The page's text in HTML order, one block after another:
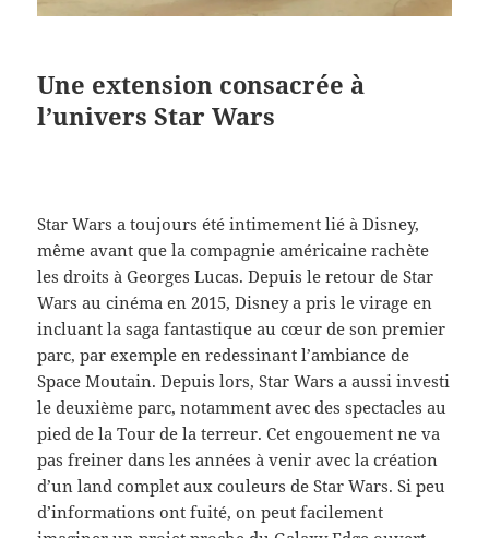
Une extension consacrée à
l’univers Star Wars
Star Wars a toujours été intimement lié à Disney,
même avant que la compagnie américaine rachète
les droits à Georges Lucas. Depuis le retour de Star
Wars au cinéma en 2015, Disney a pris le virage en
incluant la saga fantastique au cœur de son premier
parc, par exemple en redessinant l’ambiance de
Space Moutain. Depuis lors, Star Wars a aussi investi
le deuxième parc, notamment avec des spectacles au
pied de la Tour de la terreur. Cet engouement ne va
pas freiner dans les années à venir avec la création
d’un land complet aux couleurs de Star Wars. Si peu
d’informations ont fuité, on peut facilement